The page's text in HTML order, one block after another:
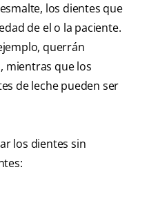
los dientes que
de el o la paciente.
querrán
mientras que los
de leche pueden ser
los dientes sin